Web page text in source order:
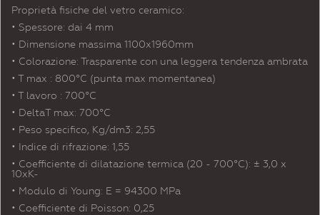
Proprietà fisiche del vetro ceramico:
• Spessore: dai 4 mm
• Dimensione massima 1100x1960mm
• Colorazione: Trasparente con una leggera tendenza ambrata
• T max : 800°C (punta max momentanea)
• T lavoro : 700°C
• DeltaT max: 700°C
• Peso specifico, Kg/dm3: 2,55
• Indice di rifrazione: 1,55
• Coefficiente di dilatazione termica (20 - 700°C): ± 3,0 x
10xK-
• Modulo di Young: E = 94300 MPa
• Coefficiente di Poisson: 0,25